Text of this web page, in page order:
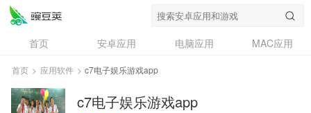
c7电子娱乐游戏app
首页 安卓应用 电脑应用
MAC应用
资讯
专题
问答
首页 > 应用软件 > c7电子娱乐游戏app
c7电子娱乐游戏app